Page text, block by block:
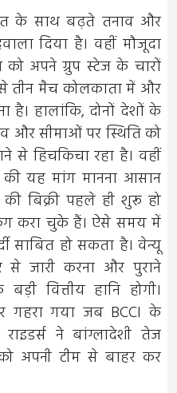
के साथ बढ़ते तनाव और
दिया है। वहीं मौजूदा
अपने ग्रुप स्टेज के चारों
तीन मैच कोलकाता में और
है। हालांकि, दोनों देशों के
और सीमाओं पर स्थिति को
से हिचकिचा रहा है। वहीं
यह मांग मानना आसान
बिक्री पहले ही शुरू हो
करा चुके हैं। ऐसे समय में
साबित हो सकता है। वेन्यू
जारी करना और पुराने
वित्तीय हानि होगी।
गहरा गया जब BCCI के
ने बांग्लादेशी तेज
अपनी टीम से बाहर कर